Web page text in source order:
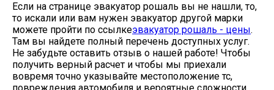
Если на странице эвакуатор рошаль вы не нашли, то,
то искали или вам нужен эвакуатор другой марки
можете пройти по ссылкеэвакуатор рошаль - цены.
Там вы найдете полный перечень доступных услуг.
Не забудьте оставить отзыв о нашей работе! Чтобы
получить верный расчет и чтобы мы приехали
вовремя точно указывайте местоположение тс,